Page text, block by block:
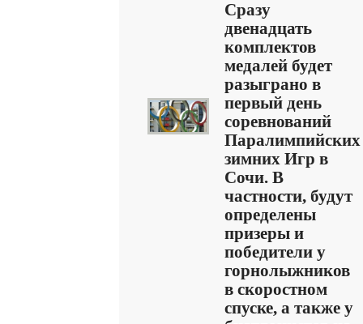
Сразу
двенадцать
комплектов
медалей будет
разыграно в
первый день
соревнований
Паралимпийских
зимних Игр в
Сочи. В
частности, будут
определены
призеры и
победители у
горнолыжников
в скоростном
спуске, а также у